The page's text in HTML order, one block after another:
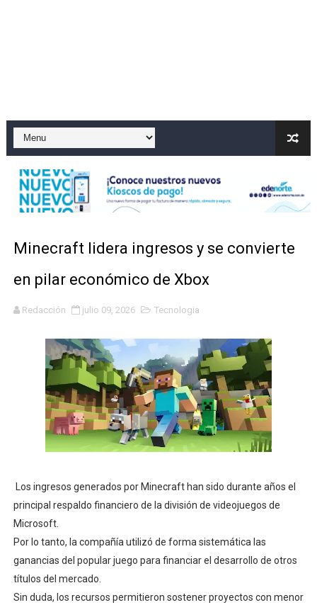
El precio del brent cayó un 7,05 % a 83,77 dólares por
Un sismo de magnitud 3,4 se registra en una provincia
Incendio en Grecia quema 12,600 hectáreas y obliga a
Pacheman apuesta por la evolución del merengue
Un derrumbe en el centro de Cuba deja dos personas
Minecraft lidera ingresos y se convierte
en pilar económico de Xbox
Redacción julio 09, 2026 Tecnologia
Los ingresos generados por Minecraft han sido durante años el
principal respaldo financiero de la división de videojuegos de
Microsoft.
Por lo tanto, la compañía utilizó de forma sistemática las
ganancias del popular juego para financiar el desarrollo de otros
títulos del mercado.
Sin duda, los recursos permitieron sostener proyectos con menor